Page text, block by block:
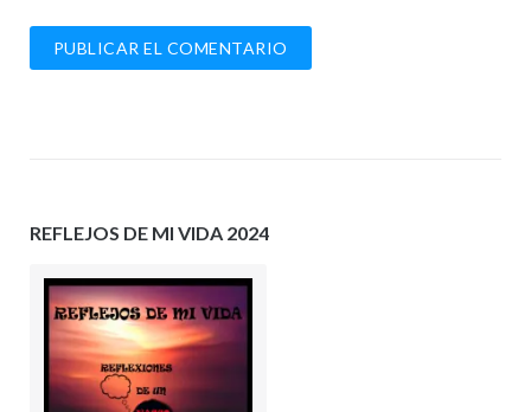
REFLEJOS DE MI VIDA 2024